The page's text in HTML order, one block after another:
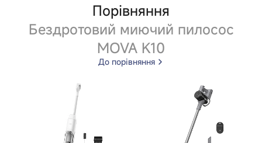
Порівняння
Бездротовий миючий пилосос
MOVA K10
До порівняння